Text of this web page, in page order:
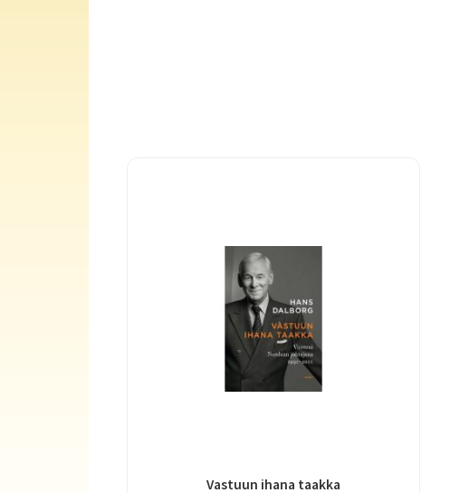
Vastuun ihana taakka